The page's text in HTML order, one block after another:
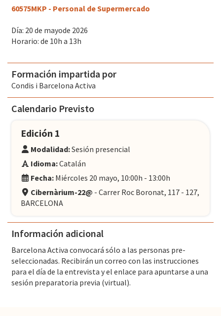
60575MKP - Personal de Supermercado
Día: 20 de mayode 2026
Horario: de 10h a 13h
Formación impartida por
Condis i Barcelona Activa
Calendario Previsto
Edición 1
Modalidad:Sesión presencial
Idioma:Catalán
Fecha: Miércoles 20 mayo, 10:00h - 13:00h
Cibernàrium-22@ - Carrer Roc Boronat, 117 - 127,
BARCELONA
Información adicional
Barcelona Activa convocará sólo a las personas pre-
seleccionadas. Recibirán un correo con las instrucciones
para el día de la entrevista y el enlace para apuntarse a una
sesión preparatoria previa (virtual).